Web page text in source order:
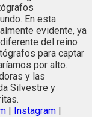
En esta
evidente, ya
del reino
para captar
por alto.
y las
Silvestre y
| Instagram |